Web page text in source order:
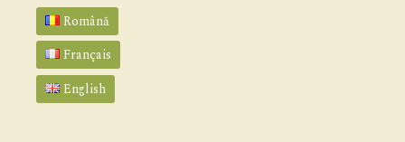
Română
Français
English